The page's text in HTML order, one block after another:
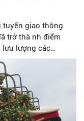
tuyến giao thông
trở thà nh điểm
lưu lượng các
với bộn bử công
đến rất gần, Trung
Tuần tra kiểm soát
vẫn dà nh cho
cởi mở vử tình
năm.